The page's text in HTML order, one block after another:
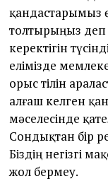
қандастарымыз
толтырыңыз
керектігін
елімізде
орыс тілін
алғаш келген
мәселесінде
Сондықтан бір
Біздің негізгі
жол бермеу.